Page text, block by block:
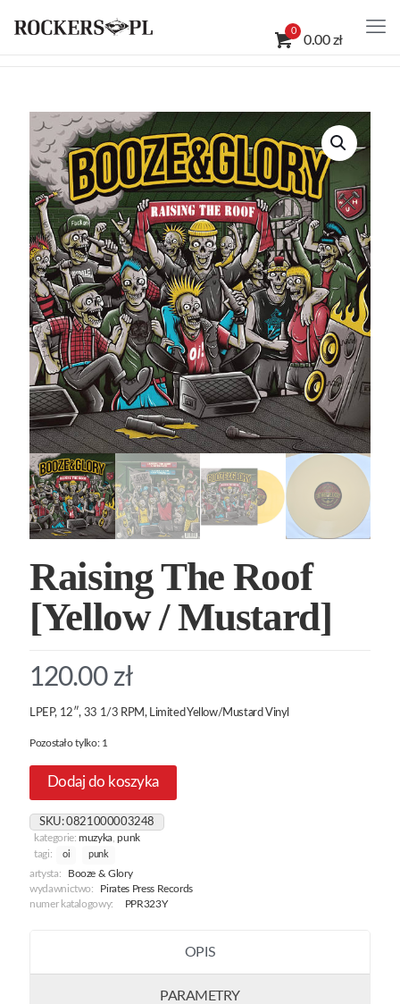
0
0.00 zł
Raising The Roof
[Yellow / Mustard]
120.00 zł
LPEP, 12″, 33 1/3 RPM, Limited Yellow/Mustard Vinyl
Pozostało tylko: 1
Dodaj do koszyka
SKU:0821000003248
kategorie:muzyka ,punk
tagi:
oi punk
artysta:
Booze & Glory
wydawnictwo:
Pirates Press Records
numer katalogowy:
PPR323Y
OPIS
PARAMETRY